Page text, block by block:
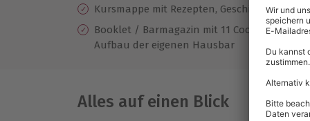
Kursmappe mit Rezepten, Geschichten und
Booklet / Barmagazin mit 11 Cocktail-
Aufbau der eigenen Hausbar
Alles auf einen Blick